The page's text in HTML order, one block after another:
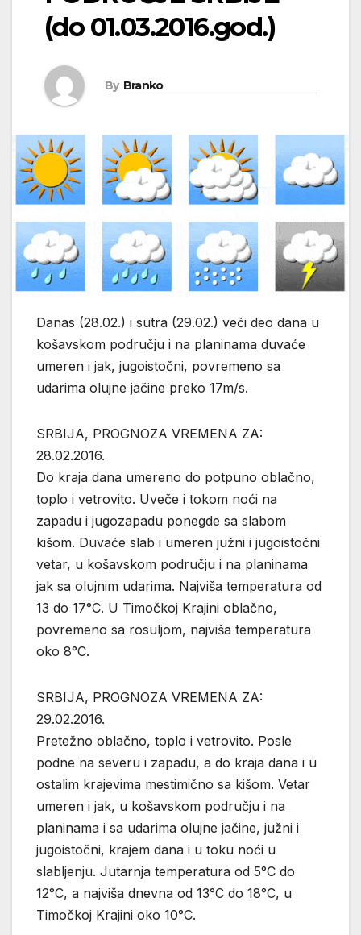
(do 01.03.2016.god.)
By Branko
Danas (28.02.) i sutra (29.02.) veći deo dana u
košavskom području i na planinama duvaće
umeren i jak, jugoistočni, povremeno sa
udarima olujne jačine preko 17m/s.
SRBIJA, PROGNOZA VREMENA ZA:
28.02.2016.
Do kraja dana umereno do potpuno oblačno,
toplo i vetrovito. Uveče i tokom noći na
zapadu i jugozapadu ponegde sa slabom
kišom. Duvaće slab i umeren južni i jugoistočni
vetar, u košavskom području i na planinama
jak sa olujnim udarima. Najviša temperatura od
13 do 17°C. U Timočkoj Krajini oblačno,
povremeno sa rosuljom, najviša temperatura
oko 8°C.
SRBIJA, PROGNOZA VREMENA ZA:
29.02.2016.
Pretežno oblačno, toplo i vetrovito. Posle
podne na severu i zapadu, a do kraja dana i u
ostalim krajevima mestimično sa kišom. Vetar
umeren i jak, u košavskom području i na
planinama i sa udarima olujne jačine, južni i
jugoistočni, krajem dana i u toku noći u
slabljenju. Jutarnja temperatura od 5°C do
12°C, a najviša dnevna od 13°C do 18°C, u
Timočkoj Krajini oko 10°C.